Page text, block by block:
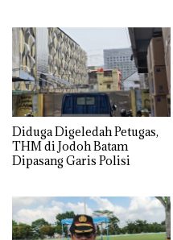
Diduga Digeledah Petugas,
THM di Jodoh Batam
Dipasang Garis Polisi